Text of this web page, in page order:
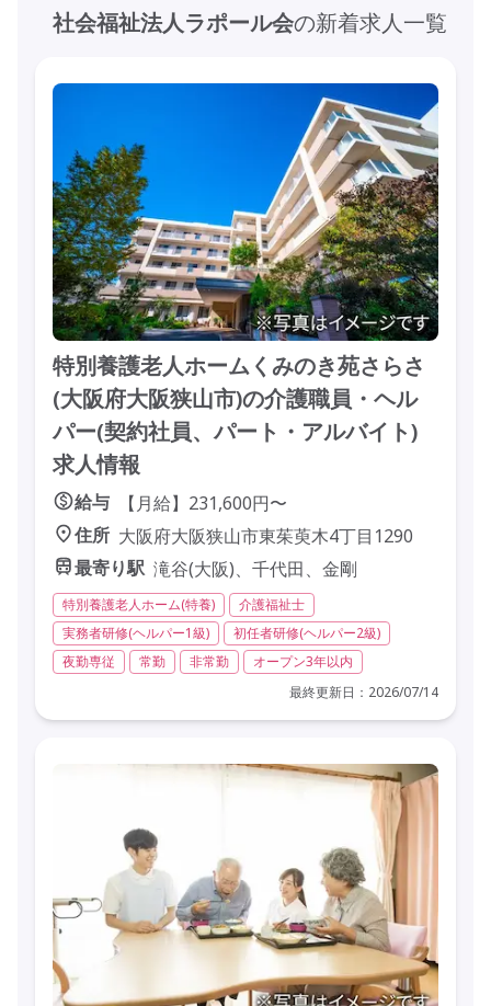
社会福祉法人ラポール会の新着求人一覧
特別養護老人ホームくみのき苑さらさ
(大阪府大阪狭山市)の介護職員・ヘル
パー(契約社員、パート・アルバイト)
求人情報
給与
【月給】231,600円〜
住所 大阪府大阪狭山市東茱萸木4丁目1290
最寄り駅 滝谷(大阪)、千代田、金剛
特別養護老人ホーム(特養)
介護福祉士
実務者研修(ヘルパー1級)
初任者研修(ヘルパー2級)
夜勤専従
常勤 非常勤
オープン3年以内
最終更新日：2026/07/14